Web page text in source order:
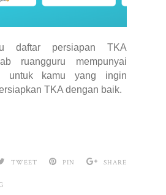
daftar persiapan TKA
ruangguru mempunyai
untuk kamu yang ingin
TKA dengan baik.
TWEET PIN SHARE